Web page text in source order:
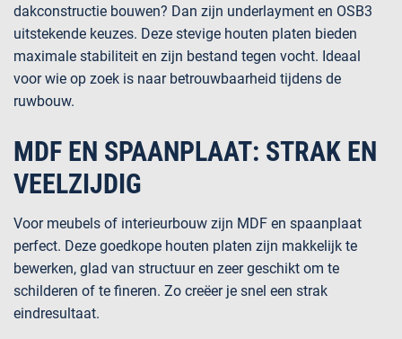
dakconstructie bouwen? Dan zijn underlayment en OSB3
uitstekende keuzes. Deze stevige houten platen bieden
maximale stabiliteit en zijn bestand tegen vocht. Ideaal
voor wie op zoek is naar betrouwbaarheid tijdens de
ruwbouw.
MDF EN SPAANPLAAT: STRAK EN
VEELZIJDIG
Voor meubels of interieurbouw zijn MDF en spaanplaat
perfect. Deze goedkope houten platen zijn makkelijk te
bewerken, glad van structuur en zeer geschikt om te
schilderen of te fineren. Zo creëer je snel een strak
eindresultaat.